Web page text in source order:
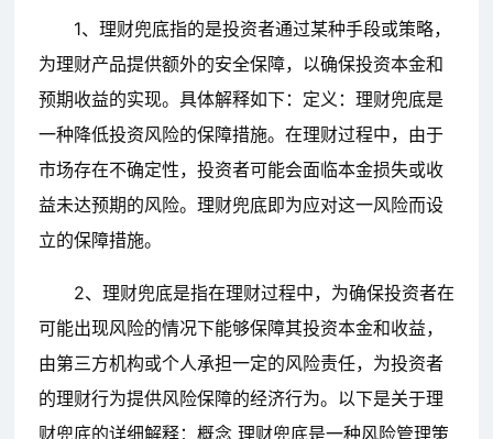
1、理财兜底指的是投资者通过某种手段或策略，
为理财产品提供额外的安全保障，以确保投资本金和
预期收益的实现。具体解释如下：定义：理财兜底是
一种降低投资风险的保障措施。在理财过程中，由于
市场存在不确定性，投资者可能会面临本金损失或收
益未达预期的风险。理财兜底即为应对这一风险而设
立的保障措施。
2、理财兜底是指在理财过程中，为确保投资者在
可能出现风险的情况下能够保障其投资本金和收益，
由第三方机构或个人承担一定的风险责任，为投资者
的理财行为提供风险保障的经济行为。以下是关于理
财兜底的详细解释：概念 理财兜底是一种风险管理策